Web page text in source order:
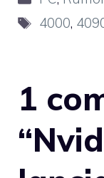
Tag
4000,
1